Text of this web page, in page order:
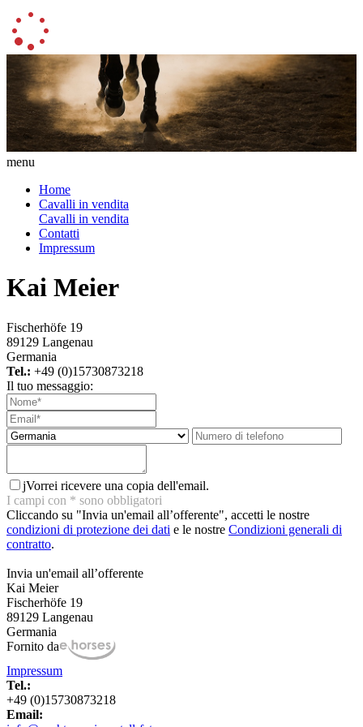
menu
Home
Cavalli in vendita
Cavalli in vendita
Contatti
Impressum
Kai Meier
Fischerhöfe 19
89129 Langenau
Germania
Tel.: +49 (0)15730873218
Il tuo messaggio:
jVorrei ricevere una copia dell'email.
I campi con * sono obbligatori
Cliccando su "Invia un'email all’offerente", accetti le nostre
condizioni di protezione dei dati e le nostre Condizioni generali di
contratto.
Invia un'email all’offerente
Kai Meier
Fischerhöfe 19
89129 Langenau
Germania
Fornito da
Impressum
Tel.:
+49 (0)15730873218
Email: